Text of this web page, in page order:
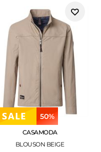
50%
CASAMODA
BLOUSON BEIGE